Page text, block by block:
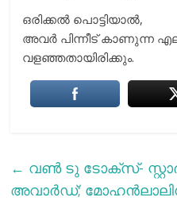
ഒരിക്കൽ പൊട്ടിയാൽ,
അവർ പിന്നീട് കാണുന്ന
വളഞ്ഞതായിരിക്കും.
← വൺ ടു ടോക്സ്-
അവാര്‍ഡ്;